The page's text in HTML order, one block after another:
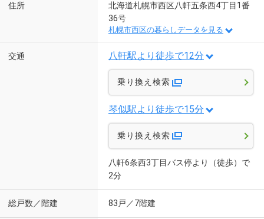
住所
北海道札幌市西区八軒五条西4丁目1番
36号
札幌市西区の暮らしデータを見る
交通 八軒駅より徒歩で12分
乗り換え検索
琴似駅より徒歩で15分
乗り換え検索
八軒6条西3丁目バス停より（徒歩）で
2分
総戸数／階建 83戸／7階建